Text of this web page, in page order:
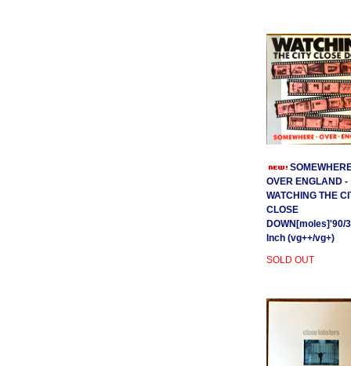
OVER ENGLAND -
WATCHING THE
CLOSE
DOWN[moles]'90/
Inch (vg++/vg+)
SOLD OUT